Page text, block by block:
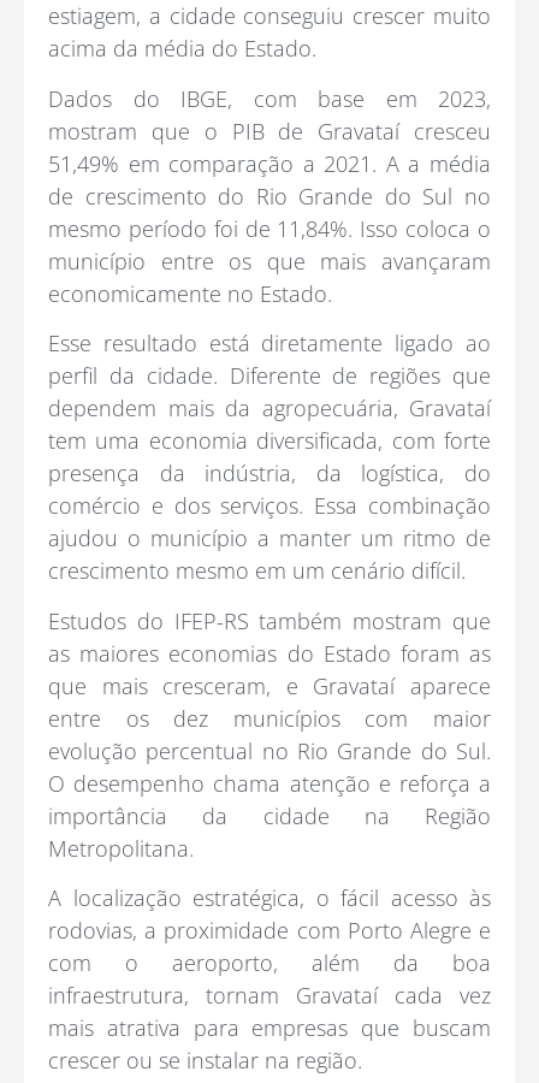
estiagem, a cidade conseguiu crescer muito
acima da média do Estado.
Dados do IBGE, com base em 2023,
mostram que o PIB de Gravataí cresceu
51,49% em comparação a 2021. A a média
de crescimento do Rio Grande do Sul no
mesmo período foi de 11,84%. Isso coloca o
município entre os que mais avançaram
economicamente no Estado.
Esse resultado está diretamente ligado ao
perfil da cidade. Diferente de regiões que
dependem mais da agropecuária, Gravataí
tem uma economia diversificada, com forte
presença da indústria, da logística, do
comércio e dos serviços. Essa combinação
ajudou o município a manter um ritmo de
crescimento mesmo em um cenário difícil.
Estudos do IFEP-RS também mostram que
as maiores economias do Estado foram as
que mais cresceram, e Gravataí aparece
entre os dez municípios com maior
evolução percentual no Rio Grande do Sul.
O desempenho chama atenção e reforça a
importância da cidade na Região
Metropolitana.
A localização estratégica, o fácil acesso às
rodovias, a proximidade com Porto Alegre e
com o aeroporto, além da boa
infraestrutura, tornam Gravataí cada vez
mais atrativa para empresas que buscam
crescer ou se instalar na região.